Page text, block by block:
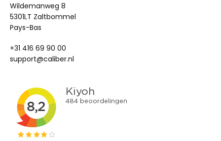
Wildemanweg 8
5301LT Zaltbommel
Pays-Bas
+31 416 69 90 00
support@caliber.nl